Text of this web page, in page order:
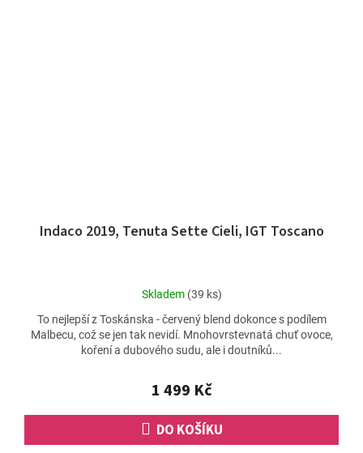
Indaco 2019, Tenuta Sette Cieli, IGT Toscano
Průměrné
produktu
je
5,0
5
hvězdiček.
Skladem (39 ks)
1 499 Kč
DO KOŠÍKU
To nejlepší z Toskánska - červený blend dokonce s podílem
Malbecu, což se jen tak nevidí. Mnohovrstevnatá chuť ovoce,
koření a dubového sudu, ale i doutníků...